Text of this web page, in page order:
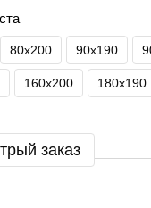
80х200 90х190
160х200 180х190
заказ